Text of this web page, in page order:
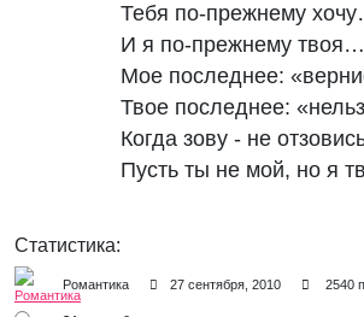
Тебя по-прежнему
И я по-прежнему твоя…
Мое последнее:
Твое последнее:
Когда зову - не
Статистика:
Романтика 27 сентября, 2010 2540